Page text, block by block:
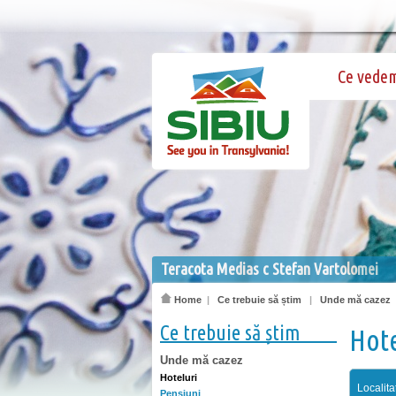
Ce
Teracota Medias c Stefan Vartolomei
Home | Ce trebuie să știm | Unde mă cazez
Ce trebuie să știm
Unde mă cazez
Hoteluri
Pensiuni